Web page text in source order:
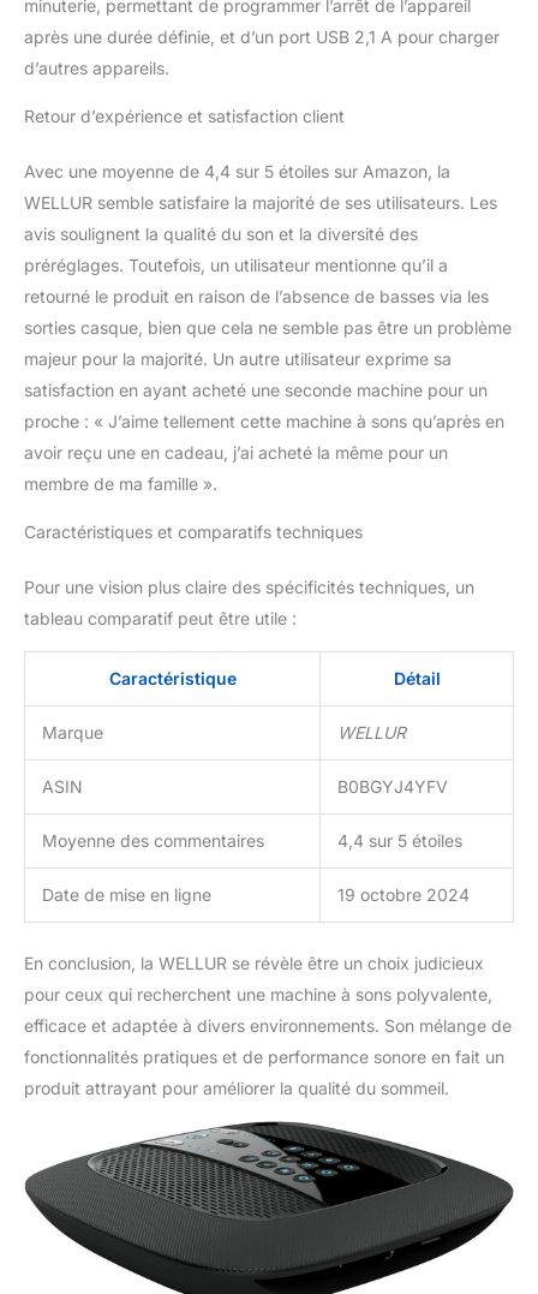
Peut être joué en continu
sans arrêt, ou avec
pendant 15, 30, 45 ou 60
adaptateur AC/DC,
peut également être
alimenté par 4 piles AAA
(non fournies). Port USB
2,1 A intégré, pour
externe pris en charge
par USB.
minuterie, permettant de programmer l’arrêt de l’appareil
après une durée définie, et d’un port USB 2,1 A pour charger
d’autres appareils.
Retour d’expérience et satisfaction client
Avec une moyenne de 4,4 sur 5 étoiles sur Amazon, la
WELLUR semble satisfaire la majorité de ses utilisateurs. Les
avis soulignent la qualité du son et la diversité des
préréglages. Toutefois, un utilisateur mentionne qu’il a
retourné le produit en raison de l’absence de basses via les
sorties casque, bien que cela ne semble pas être un problème
majeur pour la majorité. Un autre utilisateur exprime sa
satisfaction en ayant acheté une seconde machine pour un
proche : « J’aime tellement cette machine à sons qu’après en
avoir reçu une en cadeau, j’ai acheté la même pour un
membre de ma famille ».
Caractéristiques et comparatifs techniques
Pour une vision plus claire des spécificités techniques, un
tableau comparatif peut être utile :
Caractéristique Détail
Marque WELLUR
ASIN B0BGYJ4YFV
Moyenne des commentaires 4,4 sur 5 étoiles
Date de mise en ligne 19 octobre 2024
En conclusion, la WELLUR se révèle être un choix judicieux
pour ceux qui recherchent une machine à sons polyvalente,
efficace et adaptée à divers environnements. Son mélange de
fonctionnalités pratiques et de performance sonore en fait un
produit attrayant pour améliorer la qualité du sommeil.